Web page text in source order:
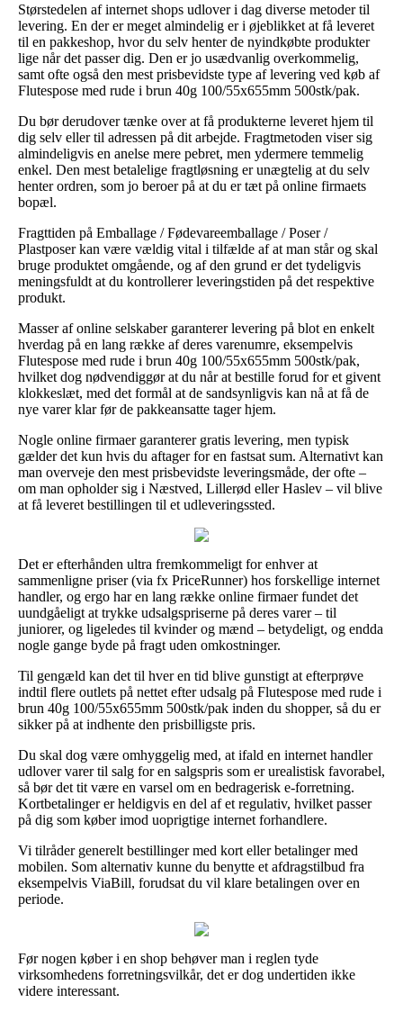
Størstedelen af internet shops udlover i dag diverse metoder til
levering. En der er meget almindelig er i øjeblikket at få leveret
til en pakkeshop, hvor du selv henter de nyindkøbte produkter
lige når det passer dig. Den er jo usædvanlig overkommelig,
samt ofte også den mest prisbevidste type af levering ved køb af
Flutespose med rude i brun 40g 100/55x655mm 500stk/pak.
Du bør derudover tænke over at få produkterne leveret hjem til
dig selv eller til adressen på dit arbejde. Fragtmetoden viser sig
almindeligvis en anelse mere pebret, men ydermere temmelig
enkel. Den mest betalelige fragtløsning er unægtelig at du selv
henter ordren, som jo beroer på at du er tæt på online firmaets
bopæl.
Fragttiden på Emballage / Fødevareemballage / Poser /
Plastposer kan være vældig vital i tilfælde af at man står og skal
bruge produktet omgående, og af den grund er det tydeligvis
meningsfuldt at du kontrollerer leveringstiden på det respektive
produkt.
Masser af online selskaber garanterer levering på blot en enkelt
hverdag på en lang række af deres varenumre, eksempelvis
Flutespose med rude i brun 40g 100/55x655mm 500stk/pak,
hvilket dog nødvendiggør at du når at bestille forud for et givent
klokkeslæt, med det formål at de sandsynligvis kan nå at få de
nye varer klar før de pakkeansatte tager hjem.
Nogle online firmaer garanterer gratis levering, men typisk
gælder det kun hvis du aftager for en fastsat sum. Alternativt kan
man overveje den mest prisbevidste leveringsmåde, der ofte –
om man opholder sig i Næstved, Lillerød eller Haslev – vil blive
at få leveret bestillingen til et udleveringssted.
Det er efterhånden ultra fremkommeligt for enhver at
sammenligne priser (via fx PriceRunner) hos forskellige internet
handler, og ergo har en lang række online firmaer fundet det
uundgåeligt at trykke udsalgspriserne på deres varer – til
juniorer, og ligeledes til kvinder og mænd – betydeligt, og endda
nogle gange byde på fragt uden omkostninger.
Til gengæld kan det til hver en tid blive gunstigt at efterprøve
indtil flere outlets på nettet efter udsalg på Flutespose med rude i
brun 40g 100/55x655mm 500stk/pak inden du shopper, så du er
sikker på at indhente den prisbilligste pris.
Du skal dog være omhyggelig med, at ifald en internet handler
udlover varer til salg for en salgspris som er urealistisk favorabel,
så bør det tit være en varsel om en bedragerisk e-forretning.
Kortbetalinger er heldigvis en del af et regulativ, hvilket passer
på dig som køber imod uoprigtige internet forhandlere.
Vi tilråder generelt bestillinger med kort eller betalinger med
mobilen. Som alternativ kunne du benytte et afdragstilbud fra
eksempelvis ViaBill, forudsat du vil klare betalingen over en
periode.
Før nogen køber i en shop behøver man i reglen tyde
virksomhedens forretningsvilkår, det er dog undertiden ikke
videre interessant.